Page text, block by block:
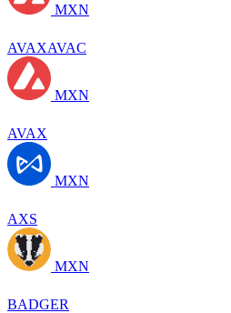
MXN
AVAXAVAC
MXN
AVAX
MXN
AXS
MXN
BADGER